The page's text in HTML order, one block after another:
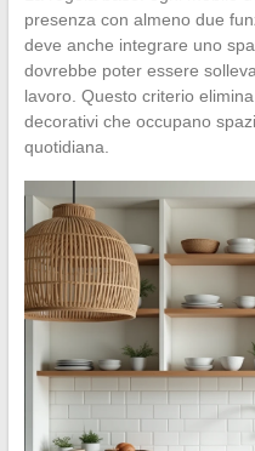
presenza con almeno due
deve anche integrare uno
dovrebbe poter essere
lavoro. Questo criterio
decorativi che occupano
quotidiana.